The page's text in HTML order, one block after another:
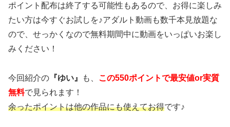
ポイント配布は終了する可能性もあるので、お得に楽しみ
たい方は今すぐお試しを♪アダルト動画も数千本見放題な
ので、せっかくなので無料期間中に動画をいっぱいお楽し
みください！
今回紹介の 『ゆい』 も、 この550ポイントで最安値or実質
無料で見られます！
余ったポイントは他の作品にも使えてお得です♪